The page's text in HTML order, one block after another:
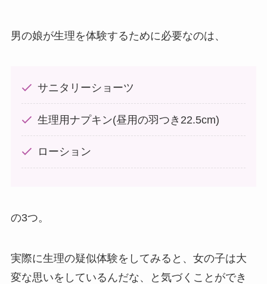
男の娘が生理を体験するために必要なのは、
サニタリーショーツ
生理用ナプキン(昼用の羽つき22.5cm)
ローション
の3つ。
実際に生理の疑似体験をしてみると、女の子は大
変な思いをしているんだな、と気づくことができ